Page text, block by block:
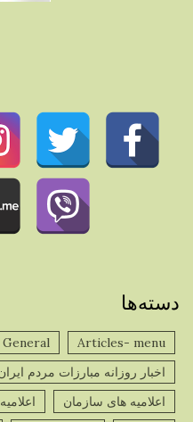
دسته‌ها
Articles- menu
General
اخبار روزانه مبارزات مردم
اعلامیه های سازمان